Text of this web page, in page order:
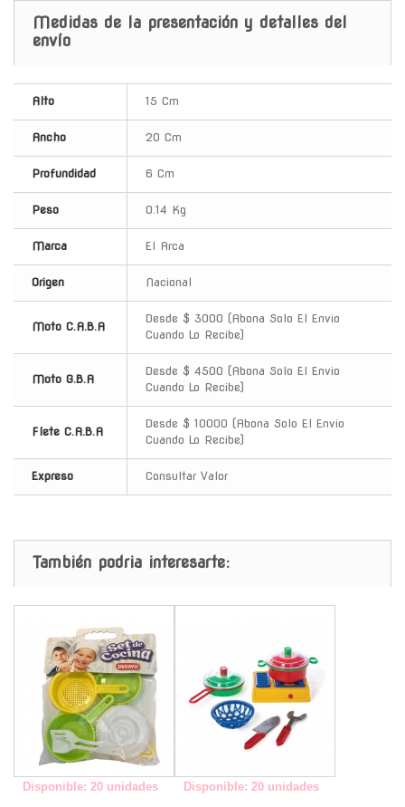
Medidas de la presentación y detalles del
envío
Alto 15 Cm
Ancho 20 Cm
Profundidad 6 Cm
Peso 0.14 Kg
Marca El Arca
Origen Nacional
Moto C.A.B.A
Desde $ 3000 (Abona Solo El Envio
Cuando Lo Recibe)
Moto G.B.A
Desde $ 4500 (Abona Solo El Envio
Cuando Lo Recibe)
Flete C.A.B.A
Desde $ 10000 (Abona Solo El Envio
Cuando Lo Recibe)
Expreso Consultar Valor
También podria interesarte:
Disponible: 20 unidades Disponible: 20 unidades